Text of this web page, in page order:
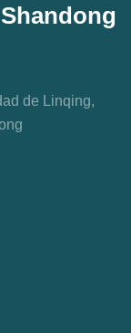
de Linqing,